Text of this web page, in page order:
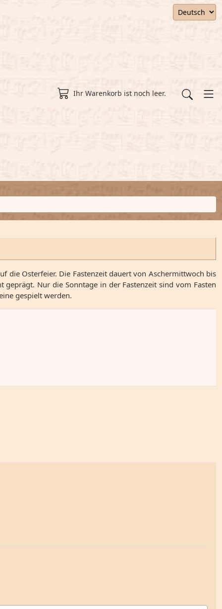
Ihr Warenkorb ist noch leer.
die Osterfeier. Die Fastenzeit dauert von Aschermittwoch bis
Nur die Sonntage in der Fastenzeit sind vom Fasten
gespielt werden.